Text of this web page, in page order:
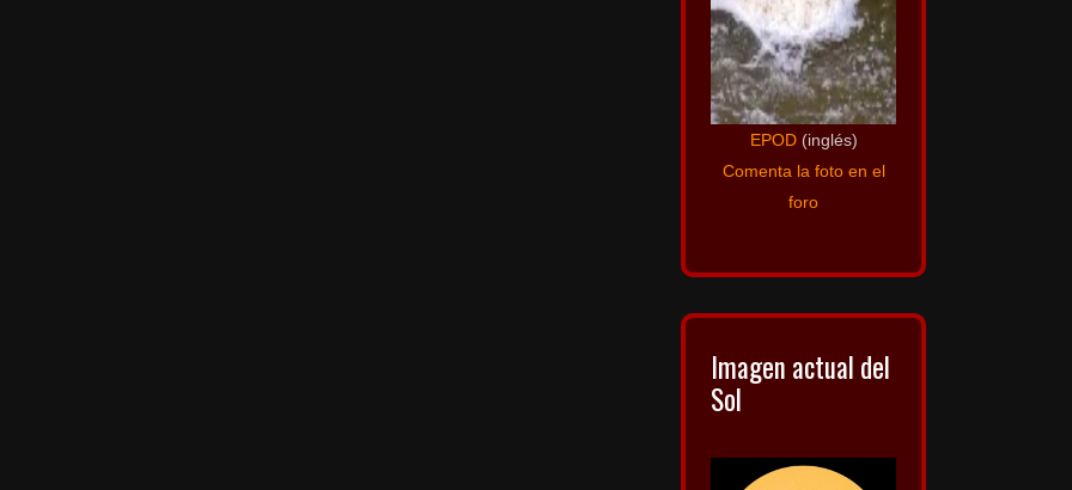
EPOD (inglés)
Comenta la foto en el
foro
Imagen actual del
Sol